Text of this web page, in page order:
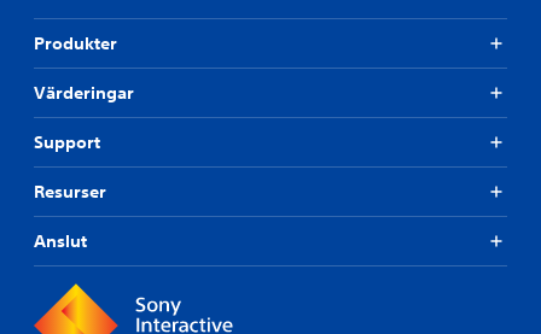
Produkter
Värderingar
Support
Resurser
Anslut